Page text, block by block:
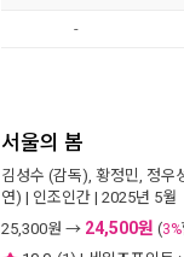
-
서울의 봄
김성수 (감독), 황정민, 정우
연) | 인조인간 | 2025년 5월
25,300원 → 24,500원 (3%